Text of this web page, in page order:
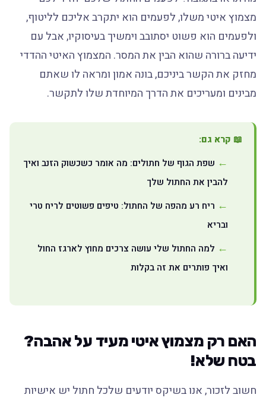
מצמוץ איטי משלו, לפעמים הוא יתקרב אליכם לליטוף,
ולפעמים הוא פשוט יסתובב וימשיך בעיסוקיו, אבל עם
ידיעה ברורה שהוא הבין את המסר. המצמוץ האיטי ההדדי
מחזק את הקשר ביניכם, בונה אמון ומראה לו שאתם
מבינים ומעריכים את הדרך המיוחדת שלו לתקשר.
📖 קרא גם:
שפת הגוף של חתולים: מה אומר כשכשוק הזנב ואיך
להבין את החתול שלך
ריח רע מהפה של החתול: טיפים פשוטים לריח טרי
ובריא
למה החתול שלי עושה צרכים מחוץ לארגז החול
ואיך פותרים את זה בקלות
האם רק מצמוץ איטי מעיד על אהבה?
בטח שלא!
חשוב לזכור, אנו בשיקס יודעים שלכל חתול יש אישיות